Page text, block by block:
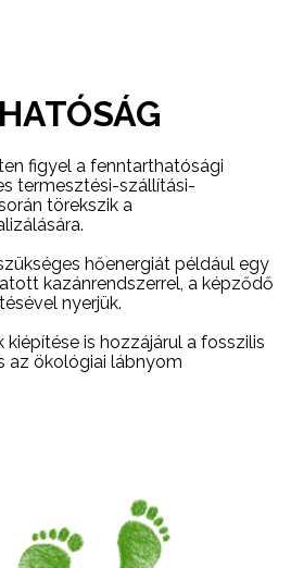
figyel a fenntarthatósági
termesztési-szállítási-
törekszik a
hőenergiát például egy
kazánrendszerrel, a képződő
nyerjük.
kiépítése is hozzájárul a fosszilis
az ökológiai lábnyom